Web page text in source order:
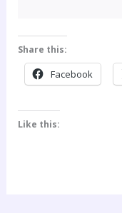
Share this:
Facebook
Like this: